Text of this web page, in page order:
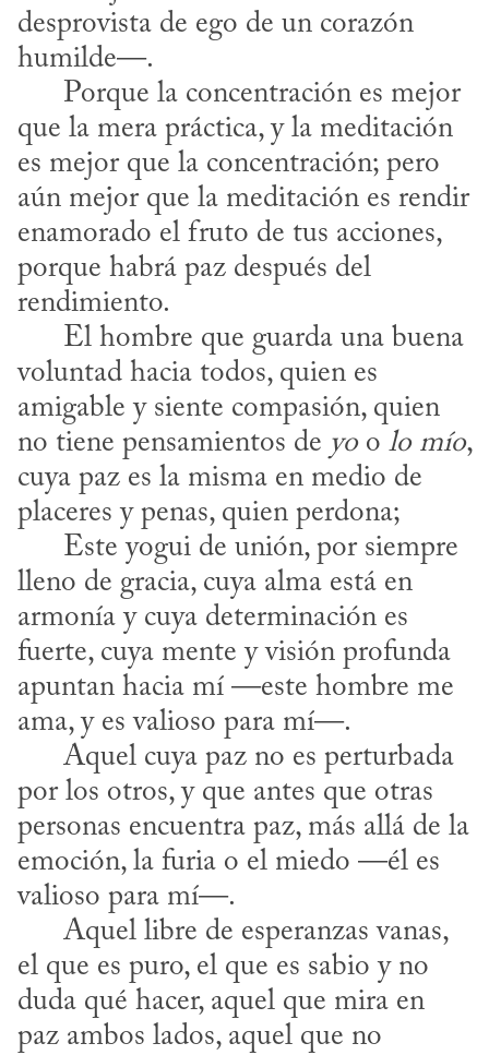
desprovista de ego de un corazón
humilde—.
que la mera práctica, y la meditación
es mejor que la concentración; pero
aún mejor que la meditación es rendir
enamorado el fruto de tus acciones,
porque habrá paz después del
rendimiento.
voluntad hacia todos, quien es
amigable y siente compasión, quien
no tiene pensamientos de yo o lo mío,
cuya paz es la misma en medio de
placeres y penas, quien perdona;
lleno de gracia, cuya alma está en
armonía y cuya determinación es
fuerte, cuya mente y visión profunda
apuntan hacia mí —este hombre me
ama, y es valioso para mí—.
por los otros, y que antes que otras
personas encuentra paz, más allá de la
emoción, la furia o el miedo —él es
valioso para mí—.
el que es puro, el que es sabio y no
duda qué hacer, aquel que mira en
paz ambos lados, aquel que no